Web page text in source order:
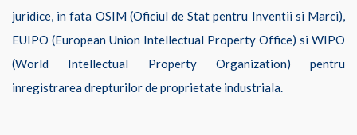
juridice, in fata OSIM (Oficiul de Stat pentru Inventii si Marci),
EUIPO (European Union Intellectual Property Office) si WIPO
(World Intellectual Property Organization) pentru
inregistrarea drepturilor de proprietate industriala.